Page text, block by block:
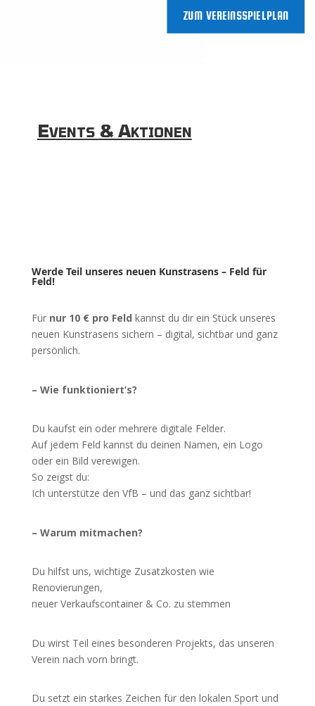
ZUM VEREINSSPIELPLAN
Events & Aktionen
Werde Teil unseres neuen Kunstrasens – Feld für
Feld!
Für nur 10 € pro Feld kannst du dir ein Stück unseres
neuen Kunstrasens sichern – digital, sichtbar und ganz
persönlich.
– Wie funktioniert’s?
Du kaufst ein oder mehrere digitale Felder.
Auf jedem Feld kannst du deinen Namen, ein Logo
oder ein Bild verewigen.
So zeigst du:
Ich unterstütze den VfB – und das ganz sichtbar!
– Warum mitmachen?
Du hilfst uns, wichtige Zusatzkosten wie
Renovierungen,
neuer Verkaufscontainer & Co. zu stemmen
Du wirst Teil eines besonderen Projekts, das unseren
Verein nach vorn bringt.
Du setzt ein starkes Zeichen für den lokalen Sport und